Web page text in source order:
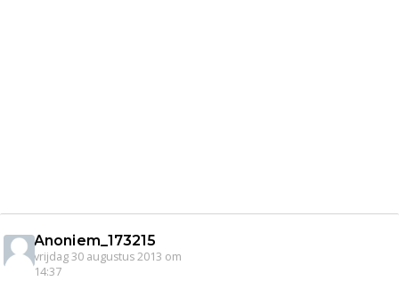
Anoniem_173215
vrijdag 30 augustus 2013 om
14:37